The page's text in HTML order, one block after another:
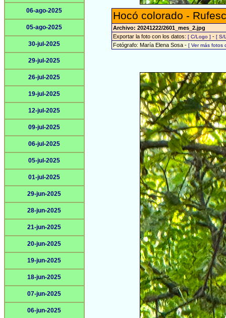
06-ago-2025
05-ago-2025
30-jul-2025
29-jul-2025
26-jul-2025
19-jul-2025
12-jul-2025
09-jul-2025
06-jul-2025
05-jul-2025
01-jul-2025
29-jun-2025
28-jun-2025
21-jun-2025
20-jun-2025
19-jun-2025
18-jun-2025
07-jun-2025
06-jun-2025
Hocó colorado -
Archivo: 20241222/2601_mes_2.jpg
Exportar la foto con los datos: [ C/Logo ] - [ S/
Fotógrafo: María Elena Sosa - [ Ver más fotos